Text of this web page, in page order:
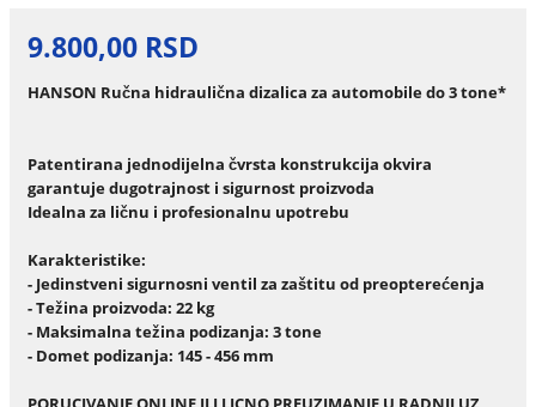
9.800,00 RSD
HANSON Ručna hidraulična dizalica za automobile do 3 tone*
Patentirana jednodijelna čvrsta konstrukcija okvira
garantuje dugotrajnost i sigurnost proizvoda
Idealna za ličnu i profesionalnu upotrebu
Karakteristike:
- Jedinstveni sigurnosni ventil za zaštitu od preopterećenja
- Težina proizvoda: 22 kg
- Maksimalna težina podizanja: 3 tone
- Domet podizanja: 145 - 456 mm